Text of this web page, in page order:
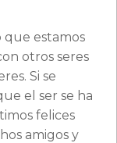
que estamos
otros seres
Si se
el ser se ha
felices
amigos y